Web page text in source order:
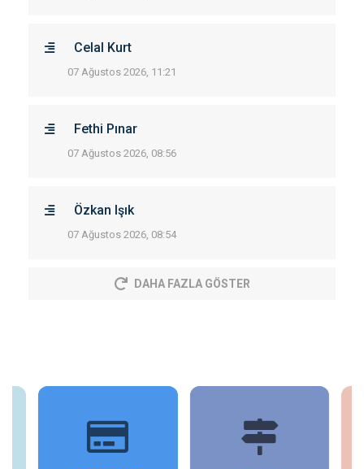
Celal Kurt
07 Ağustos 2026, 11:21
Fethi Pınar
07 Ağustos 2026, 08:56
Özkan Işık
07 Ağustos 2026, 08:54
DAHA FAZLA GÖSTER